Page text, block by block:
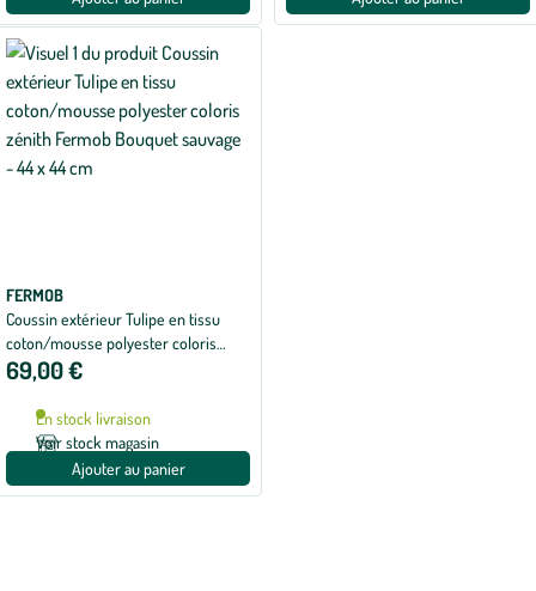
FERMOB
Coussin extérieur Tulipe en tissu
coton/mousse polyester coloris
zénith Fermob Bouquet sauvage - 44
69,00 €
En stock livraison
Voir stock magasin
Ajouter au panier